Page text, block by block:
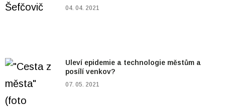
04. 04. 2021
Uleví epidemie a technologie městům a
posílí venkov?
07. 05. 2021